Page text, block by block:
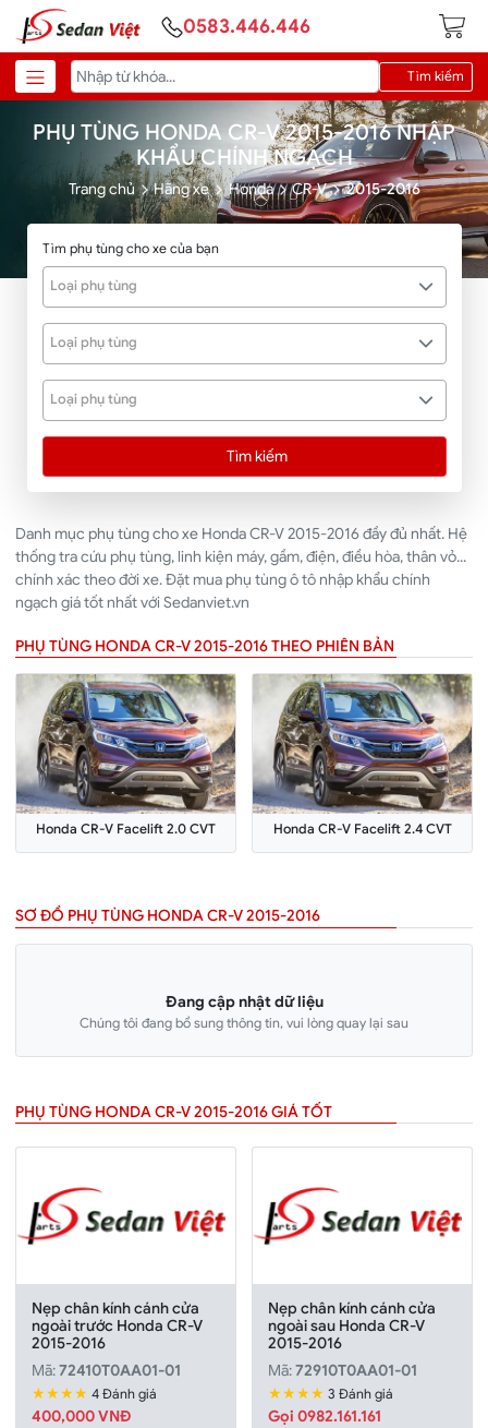
0583.446.446
Tìm kiếm
PHỤ TÙNG HONDA CR-V 2015-2016 NHẬP
KHẨU CHÍNH NGẠCH
Trang chủ Hãng xe Honda CR-V 2015-2016
Tìm phụ tùng cho xe của bạn
Loại phụ tùng
Loại phụ tùng
Loại phụ tùng
Tìm kiếm
Danh mục phụ tùng cho xe Honda CR-V 2015-2016 đầy đủ nhất. Hệ
thống tra cứu phụ tùng, linh kiện máy, gầm, điện, điều hòa, thân vỏ...
chính xác theo đời xe. Đặt mua phụ tùng ô tô nhập khẩu chính
ngạch giá tốt nhất với Sedanviet.vn
PHỤ TÙNG HONDA CR-V 2015-2016 THEO PHIÊN BẢN
Honda CR-V Facelift 2.0 CVT Honda CR-V Facelift 2.4 CVT
SƠ ĐỒ PHỤ TÙNG HONDA CR-V 2015-2016
Đang cập nhật dữ liệu
Chúng tôi đang bổ sung thông tin, vui lòng quay lại sau
PHỤ TÙNG HONDA CR-V 2015-2016 GIÁ TỐT
Nẹp chân kính cánh cửa
ngoài trước Honda CR-V
2015-2016
Mã:72410T0AA01-01
★★★★ 4 Đánh giá
400,000 VNĐ
Nẹp chân kính cánh cửa
ngoài sau Honda CR-V
2015-2016
Mã:72910T0AA01-01
★★★★ 3 Đánh giá
Gọi 0982.161.161